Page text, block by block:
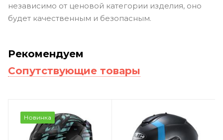
независимо от ценовой категории изделия, оно
будет качественным и безопасным.
Рекомендуем
Сопутствующие товары
Новинка